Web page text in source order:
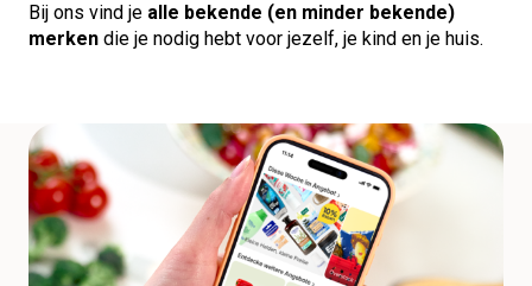
Bij ons vind je alle bekende (en minder bekende)
merken die je nodig hebt voor jezelf, je kind en je huis.